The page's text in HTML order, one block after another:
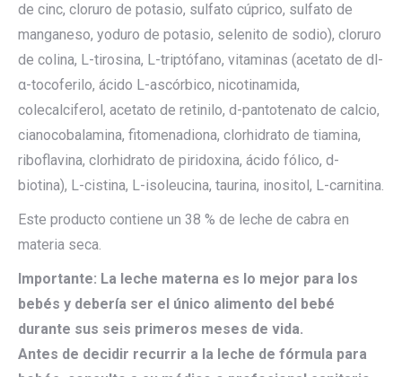
de cinc, cloruro de potasio, sulfato cúprico, sulfato de
manganeso, yoduro de potasio, selenito de sodio), cloruro
de colina, L-tirosina, L-triptófano, vitaminas (acetato de dl-
α-tocoferilo, ácido L-ascórbico, nicotinamida,
colecalciferol, acetato de retinilo, d-pantotenato de calcio,
cianocobalamina, fitomenadiona, clorhidrato de tiamina,
riboflavina, clorhidrato de piridoxina, ácido fólico, d-
biotina), L-cistina, L-isoleucina, taurina, inositol, L-carnitina.
Este producto contiene un 38 % de leche de cabra en
materia seca.
Importante: La leche materna es lo mejor para los
bebés y debería ser el único alimento del bebé
durante sus seis primeros meses de vida.
Antes de decidir recurrir a la leche de fórmula para